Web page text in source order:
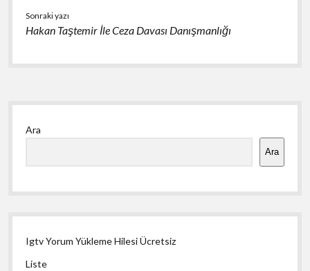
Sonraki yazı
Hakan Taştemir İle Ceza Davası Danışmanlığı
Yan
Menü
Ara
Ara
Igtv Yorum Yükleme Hilesi Ücretsiz
Liste